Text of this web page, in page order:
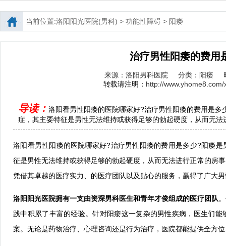
当前位置:洛阳阳光医院(男科) > 功能性障碍 > 阳痿
治疗男性阳痿的费用
来源：洛阳男科医院 分类：阳痿
转载请注明： http://
导读： 洛阳看男性阳痿的医院哪家好?治疗男性阳痿的费用是
症，其主要特征是男性无法维持或获得足够的勃起硬度，从而无法
洛阳看男性阳痿的医院哪家好?治疗男性阳痿的费用是多少?阳痿
征是男性无法维持或获得足够的勃起硬度，从而无法进行正常的房
凭借其卓越的医疗实力、的医疗团队以及贴心的服务，赢得了广大
洛阳阳光医院拥有一支由资深男科医生和青年才俊组成的医疗团队
践中积累了丰富的经验。针对阳痿这一复杂的男性疾病，医生们
案。无论是药物治疗、心理咨询还是行为治疗，医院都能提供全方